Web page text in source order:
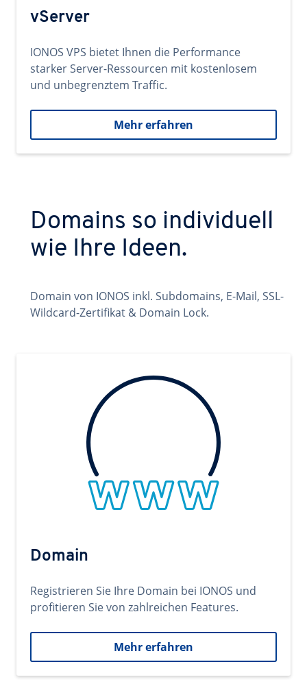
vServer
IONOS VPS bietet Ihnen die Performance
starker Server-Ressourcen mit kostenlosem
und unbegrenztem Traffic.
Mehr erfahren
Domains so individuell
wie Ihre Ideen.
Domain von IONOS inkl. Subdomains, E-Mail, SSL-
Wildcard-Zertifikat & Domain Lock.
Domain
Registrieren Sie Ihre Domain bei IONOS und
profitieren Sie von zahlreichen Features.
Mehr erfahren